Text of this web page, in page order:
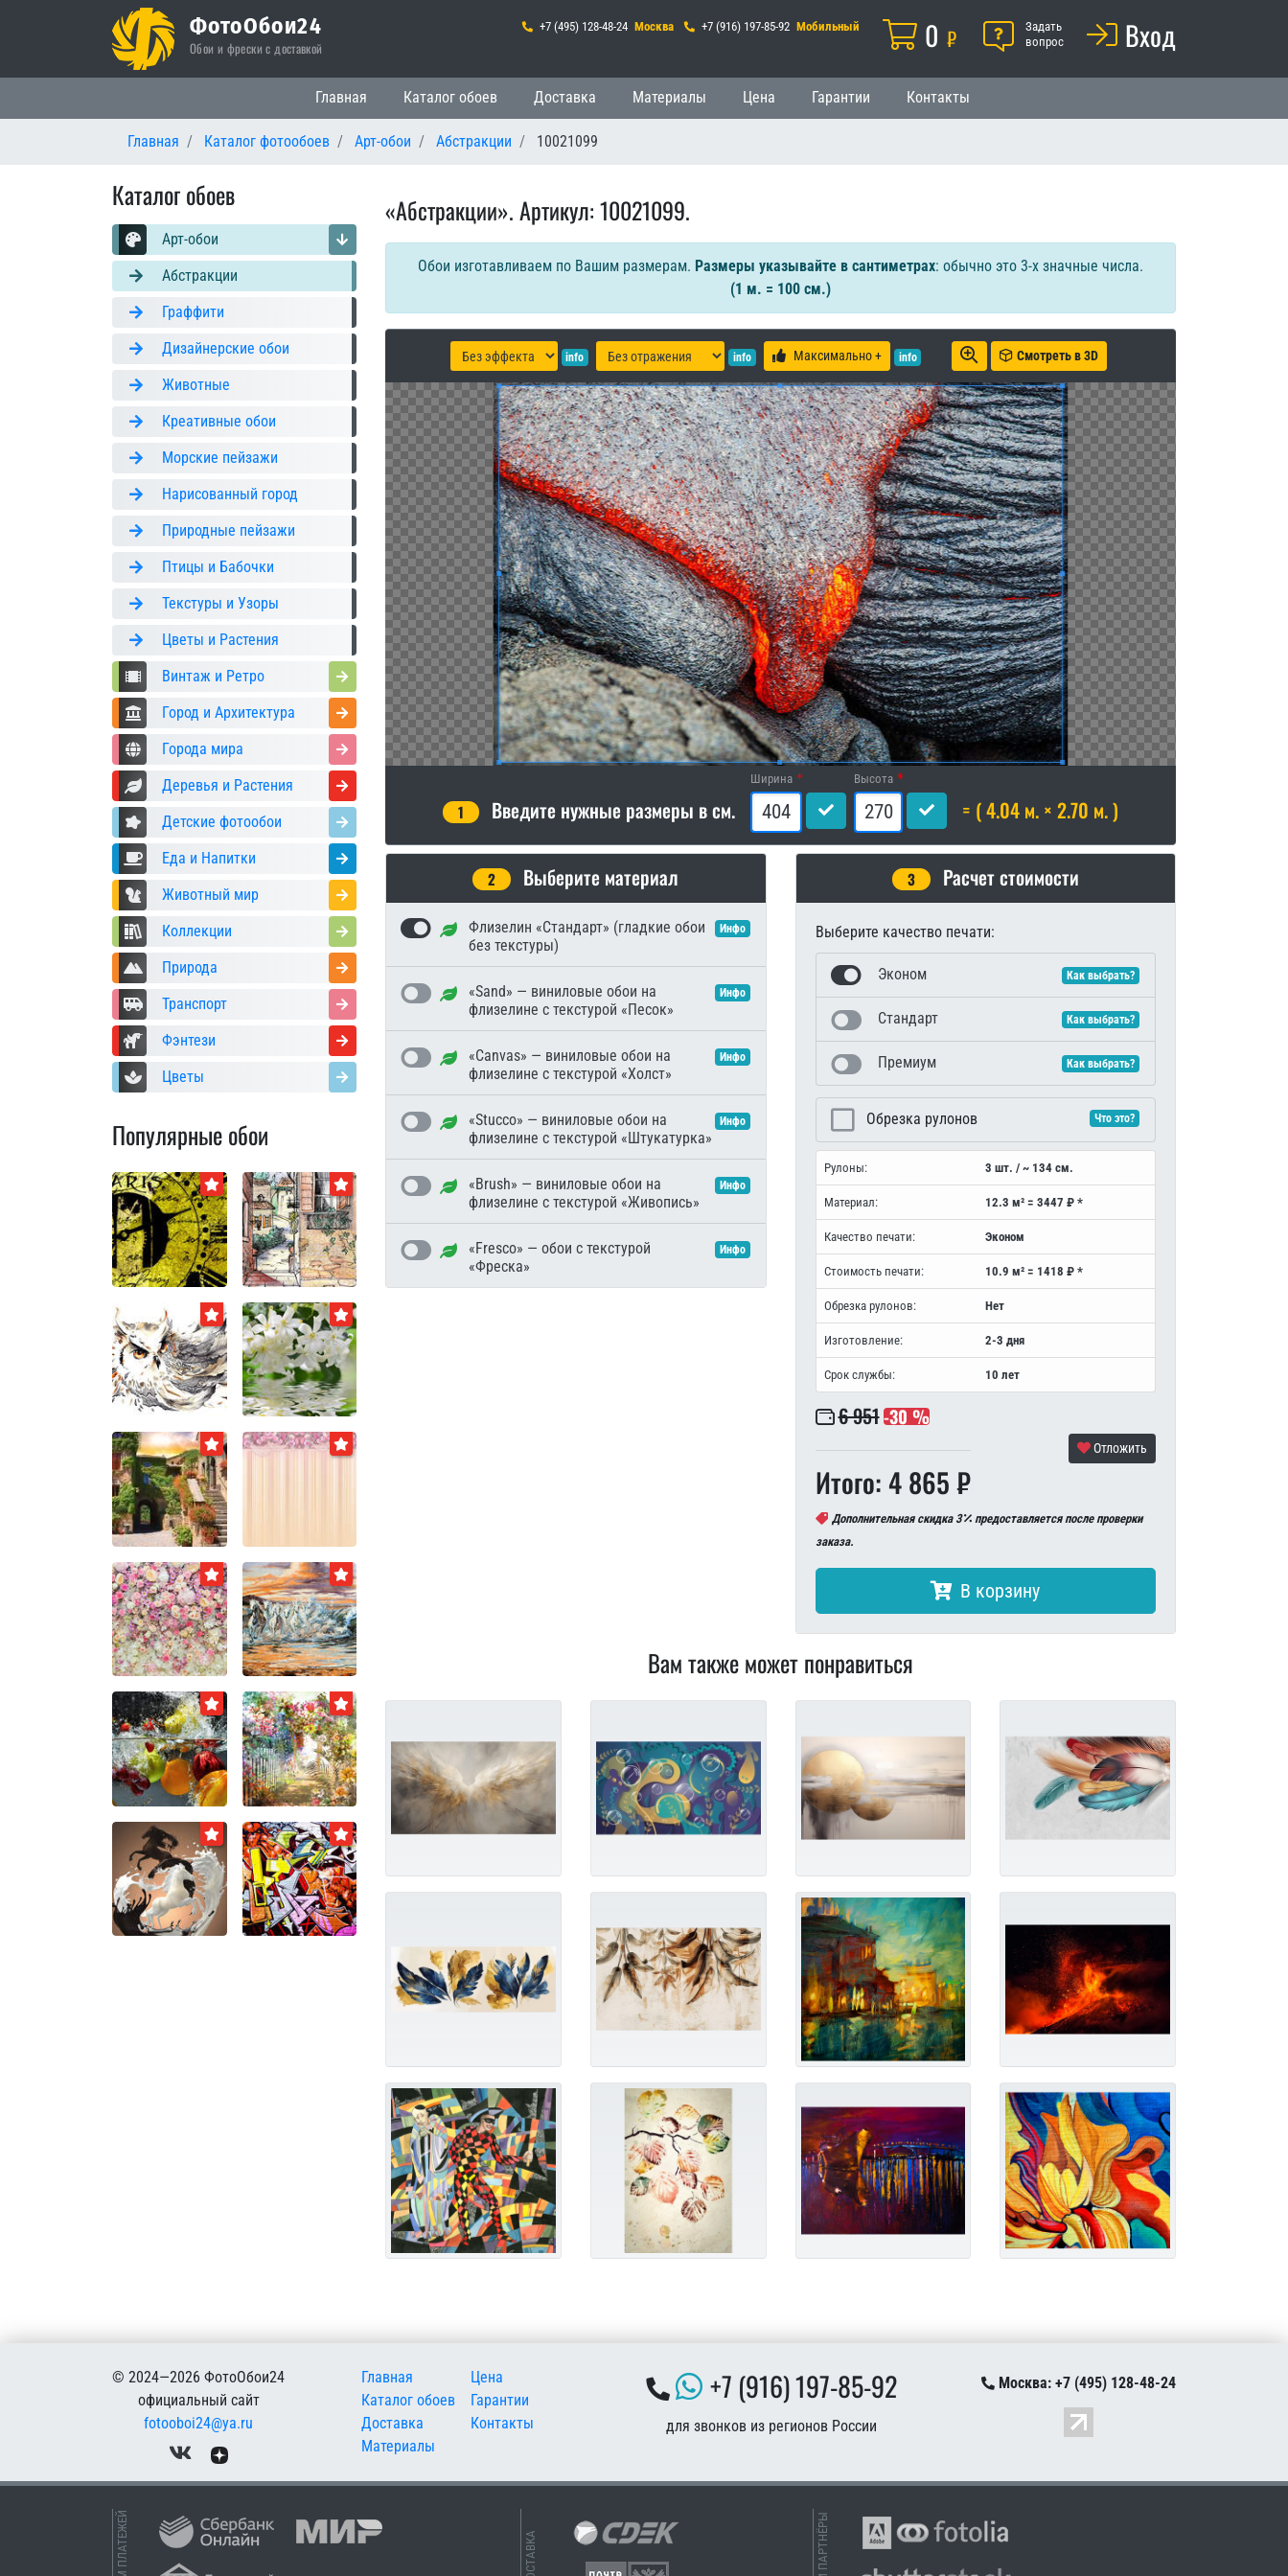
ФотоОбои24
Обои и фрески с доставкой
+7 (495) 128-48-24 Москва +7 (916) 197-85-92 Мобильный Корзина
0 ₽ ПомощьЗадать
вопрос
Вход
Основная навигация
Главная Каталог обоев Доставка Материалы Цена Гарантии Контакты
Главная Каталог фотообоев Арт-обои Абстракции 10021099
Каталог обоев
Арт-обои
Абстракции
Граффити
Дизайнерские обои
Животные
Креативные обои
Морские пейзажи
Нарисованный город
Природные пейзажи
Птицы и Бабочки
Текстуры и Узоры
Цветы и Растения
Винтаж и Ретро
Город и Архитектура
Города мира
Деревья и Растения
Детские фотообои
Еда и Напитки
Животный мир
Коллекции
Природа
Транспорт
Фэнтези
Цветы
Популярные обои
«Абстракции». Артикул: 10021099.
Обои изготавливаем по Вашим размерам. Размеры указывайте в сантиметрах: обычно это 3-х значные числа.
(1 м. = 100 см.)
info info Максимально + info Смотреть в 3D
1 Введите нужные размеры в см.
Ширина Высота
= ( 4.04 м. × 2.70 м. )
2 Выберите материал
Флизелин «Стандарт» (гладкие обои
без текстуры)
Инфо
«Sand» — виниловые обои на
флизелине с текстурой «Песок»
Инфо
«Canvas» — виниловые обои на
флизелине с текстурой «Холст»
Инфо
«Stucco» — виниловые обои на
флизелине с текстурой «Штукатурка»
Инфо
«Brush» — виниловые обои на
флизелине с текстурой «Живопись»
Инфо
«Fresco» — обои с текстурой
«Фреска»
Инфо
3 Расчет стоимости
Выберите качество печати:
Эконом Как выбрать?
Стандарт Как выбрать?
Премиум Как выбрать?
Обрезка рулонов Что это?
Рулоны: 3 шт. / ~ 134 см.
Материал: 12.3 м² = 3447 ₽ *
Качество печати: Эконом
Стоимость печати: 10.9 м² = 1418 ₽ *
Обрезка рулонов: Нет
Изготовление: 2-3 дня
Срок службы: 10 лет
6 951-30 %
Итого: 4 865 ₽
Отложить
Дополнительная скидка 3 предоставляется после проверки
заказа.
В корзину
Вам также может понравиться
© 2024—2026 ФотоОбои24
официальный сайт
fotooboi24@ya.ru
Меню в подвале
Главная
Каталог обоев
Доставка
Материалы
Цена
Гарантии
Контакты
+7 (916) 197-85-92
для звонков из регионов России
Москва: +7 (495) 128-48-24
ДОСТАВКА